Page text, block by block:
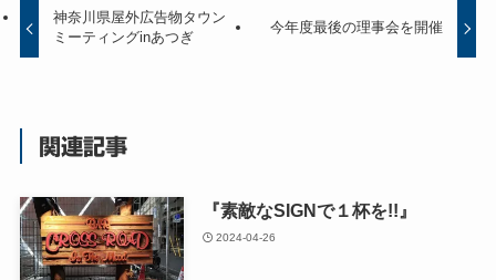
神奈川県屋外広告物タウン
ミーティングinあつぎ
今年度最後の理事会を開催
関連記事
『素敵なSIGNで１杯を!!』
2024-04-26